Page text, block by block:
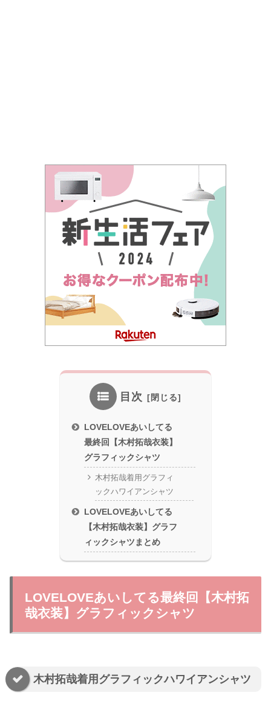
目次
LOVELOVEあいしてる
最終回【木村拓哉衣装】
グラフィックシャツ
木村拓哉着用グラフィ
ックハワイアンシャツ
LOVELOVEあいしてる
【木村拓哉衣装】グラフ
ィックシャツまとめ
LOVELOVEあいしてる最終回【木村拓
哉衣装】グラフィックシャツ
木村拓哉着用グラフィックハワイアンシャツ